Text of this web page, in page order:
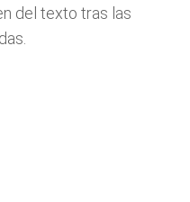
del texto tras las